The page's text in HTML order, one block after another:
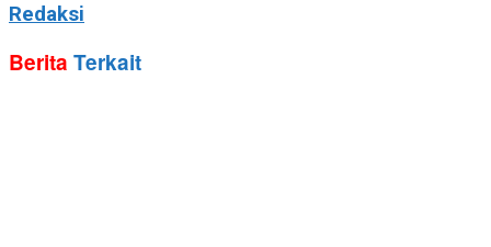
Redaksi
Berita Terkait